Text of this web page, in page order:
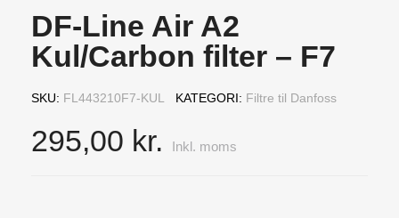
DF-Line Air A2
Kul/Carbon filter – F7
SKU FL443210F7-KUL KATEGORI Filtre til Danfoss
295,00 kr. Inkl. moms